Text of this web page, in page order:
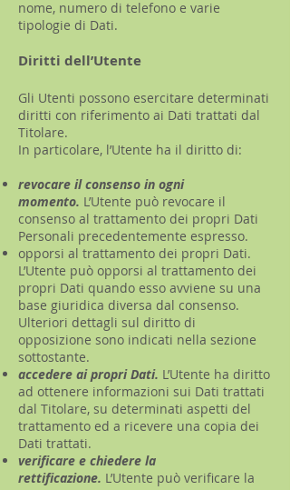
nome, numero di telefono e varie
tipologie di Dati.
Diritti dell’Utente
Gli Utenti possono esercitare determinati
diritti con riferimento ai Dati trattati dal
Titolare.
In particolare, l’Utente ha il diritto di:
revocare il consenso in ogni
momento. L’Utente può revocare il
consenso al trattamento dei propri Dati
Personali precedentemente espresso.
opporsi al trattamento dei propri Dati.
L’Utente può opporsi al trattamento dei
propri Dati quando esso avviene su una
base giuridica diversa dal consenso.
Ulteriori dettagli sul diritto di
opposizione sono indicati nella sezione
sottostante.
accedere ai propri Dati. L’Utente ha diritto
ad ottenere informazioni sui Dati trattati
dal Titolare, su determinati aspetti del
trattamento ed a ricevere una copia dei
Dati trattati.
verificare e chiedere la
rettificazione. L’Utente può verificare la